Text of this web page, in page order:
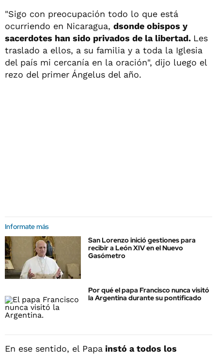
"Sigo con preocupación todo lo que está
ocurriendo en Nicaragua, dsonde obispos y
sacerdotes han sido privados de la libertad. Les
traslado a ellos, a su familia y a toda la Iglesia
del país mi cercanía en la oración", dijo luego el
rezo del primer Ángelus del año.
Informate más
San Lorenzo inició gestiones para
recibir a León XIV en el Nuevo
Gasómetro
Por qué el papa Francisco nunca visitó
la Argentina durante su pontificado
En ese sentido, el Papa instó a todos los